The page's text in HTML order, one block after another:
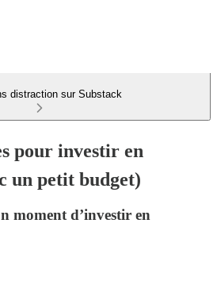
distraction sur Substack
pour investir en
un petit budget)
moment d’investir en